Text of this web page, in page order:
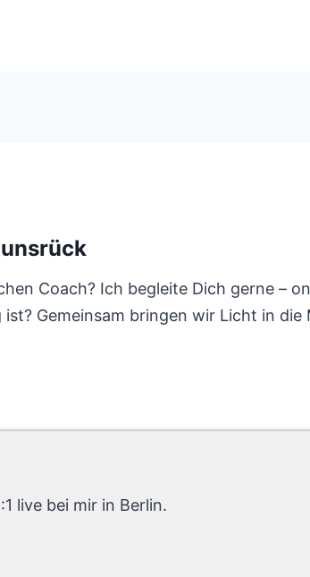
Coach? Ich begleite Dich gerne –
Gemeinsam bringen wir Licht in die
live bei mir in Berlin.